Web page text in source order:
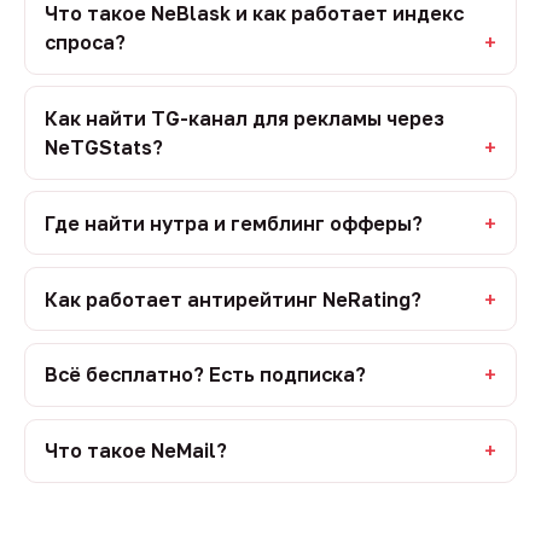
Что такое NeBlask и как работает индекс
спроса?
Как найти TG-канал для рекламы через
NeTGStats?
Где найти нутра и гемблинг офферы?
Как работает антирейтинг NeRating?
Всё бесплатно? Есть подписка?
Что такое NeMail?